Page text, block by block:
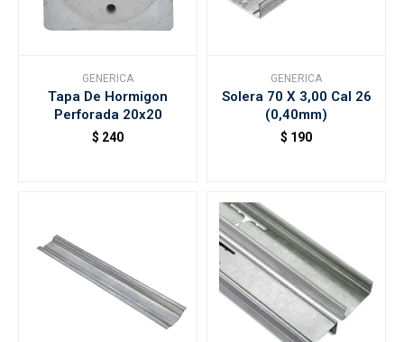
GENERICA
Tapa De Hormigon
Perforada 20x20
$ 240
GENERICA
Solera 70 X 3,00 Cal 26
(0,40mm)
$ 190